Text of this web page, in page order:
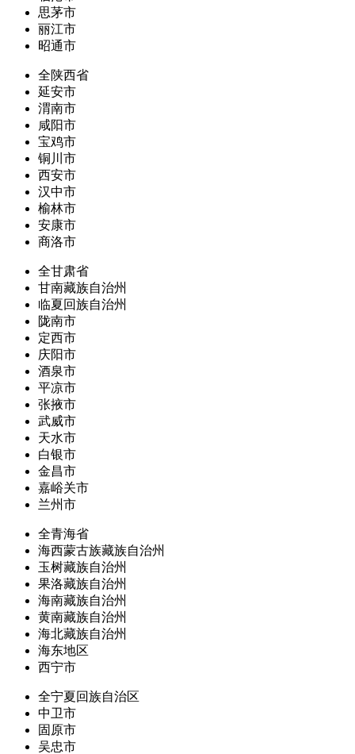
思茅市
丽江市
昭通市
全陕西省
延安市
渭南市
咸阳市
宝鸡市
铜川市
西安市
汉中市
榆林市
安康市
商洛市
全甘肃省
甘南藏族自治州
临夏回族自治州
陇南市
定西市
庆阳市
酒泉市
平凉市
张掖市
武威市
天水市
白银市
金昌市
嘉峪关市
兰州市
全青海省
海西蒙古族藏族自治州
玉树藏族自治州
果洛藏族自治州
海南藏族自治州
黄南藏族自治州
海北藏族自治州
海东地区
西宁市
全宁夏回族自治区
中卫市
固原市
吴忠市